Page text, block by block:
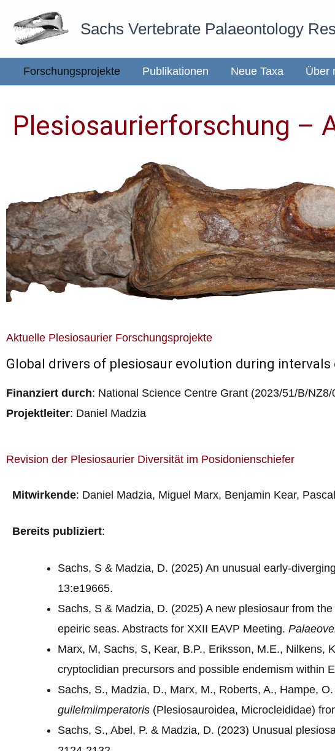
Inhalt
Sachs Vertebrate Palaeontology
Forschungsprojekte Publikationen Neue Taxa Über
Plesiosaurierforschung –
Aktuelle Plesiosaurier Forschungsprojekte
Global drivers of plesiosaur evolution during
Finanziert durch: National Science Centre Grant (2023/51/B/NZ8/
Projektleiter: Daniel Madzia
Revision der Plesiosaurier Diversität im Posidonienschiefer
Mitwirkende: Daniel Madzia, Miguel Marx, Benjamin Kear,
Bereits publiziert:
Sachs, S & Madzia, D. (2025) An unusual early-
13:e19665.
Sachs, S & Madzia, D. (2025) A new plesiosaur from
epeiric seas. Abstracts for XXII EAVP Meeting.
Marx, M, Sachs, S, Kear, B.P., Eriksson, M.E., Nilkens,
cryptoclidian precursors and possible endemism within
Sachs, S., Madzia, D., Marx, M., Roberts, A., Hampe,
guilelmiimperatoris (Plesiosauroidea, Microcleididae)
Sachs, S., Abel, P. & Madzia, D. (2023) Unusual